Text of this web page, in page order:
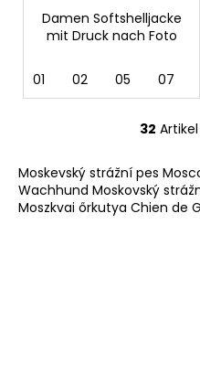
Damen Softshelljacke
mit Druck nach Foto
01 02 05 07
32
Moskevský strážní pes
Wachhund Moskovský
Moszkvai őrkutya Chien de